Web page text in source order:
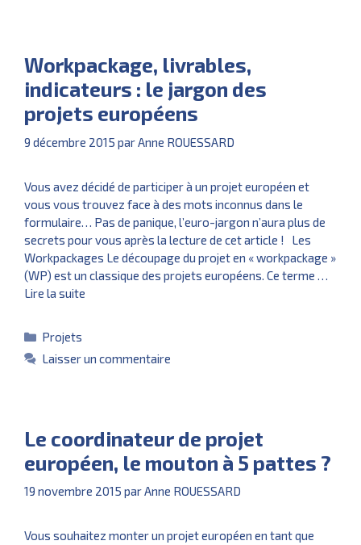
Workpackage, livrables,
indicateurs : le jargon des
projets européens
9 décembre 2015 parAnne ROUESSARD
Vous avez décidé de participer à un projet européen et
vous vous trouvez face à des mots inconnus dans le
formulaire… Pas de panique, l’euro-jargon n’aura plus de
secrets pour vous après la lecture de cet article ! Les
Workpackages Le découpage du projet en « workpackage »
(WP) est un classique des projets européens. Ce terme …
Lire la suite
Catégories
Projets
Laisser un commentaire
Le coordinateur de projet
européen, le mouton à 5 pattes ?
19 novembre 2015 parAnne ROUESSARD
Vous souhaitez monter un projet européen en tant que